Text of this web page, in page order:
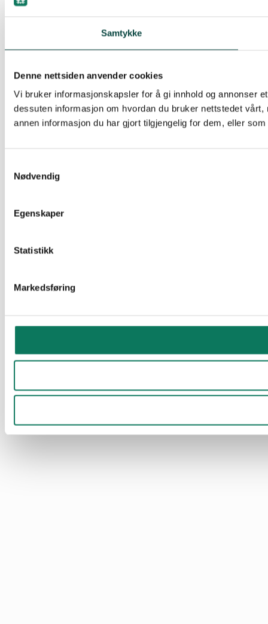
Samtykke
Denne nettsiden anvender cookies
Vi bruker informasjonskapsler for å gi innhold og annonser
dessuten informasjon om hvordan du bruker nettstedet
annen informasjon du har gjort tilgjengelig for dem, eller
Nødvendig
Egenskaper
Statistikk
Markedsføring